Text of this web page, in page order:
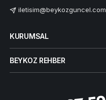
iletisim@beykozguncel.com
KURUMSAL
BEYKOZ REHBER